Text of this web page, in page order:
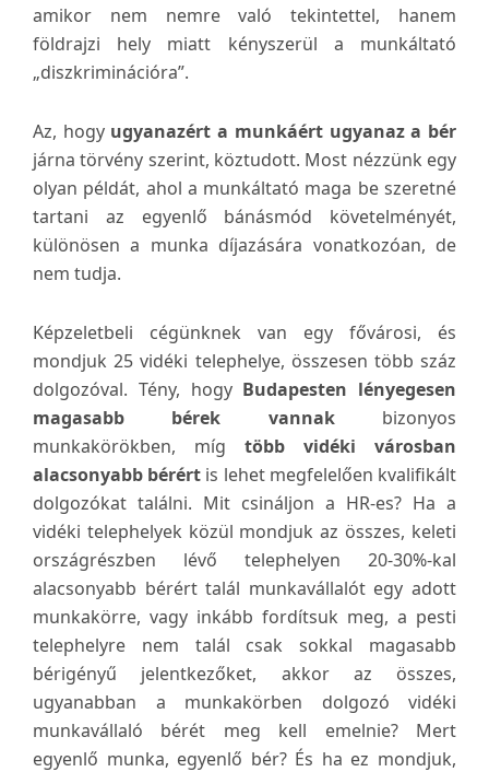
amikor nem nemre való tekintettel, hanem
földrajzi hely miatt kényszerül a munkáltató
„diszkriminációra”.
Az, hogy ugyanazért a munkáért ugyanaz a bér
járna törvény szerint, köztudott. Most nézzünk egy
olyan példát, ahol a munkáltató maga be szeretné
tartani az egyenlő bánásmód követelményét,
különösen a munka díjazására vonatkozóan, de
nem tudja.
Képzeletbeli cégünknek van egy fővárosi, és
mondjuk 25 vidéki telephelye, összesen több száz
dolgozóval. Tény, hogy Budapesten lényegesen
magasabb bérek vannakbizonyos
munkakörökben, míg több vidéki városban
alacsonyabb bérért is lehet megfelelően kvalifikált
dolgozókat találni. Mit csináljon a HR-es? Ha a
vidéki telephelyek közül mondjuk az összes, keleti
országrészben lévő telephelyen 20-30%-kal
alacsonyabb bérért talál munkavállalót egy adott
munkakörre, vagy inkább fordítsuk meg, a pesti
telephelyre nem talál csak sokkal magasabb
bérigényű jelentkezőket, akkor az összes,
ugyanabban a munkakörben dolgozó vidéki
munkavállaló bérét meg kell emelnie? Mert
egyenlő munka, egyenlő bér? És ha ez mondjuk,